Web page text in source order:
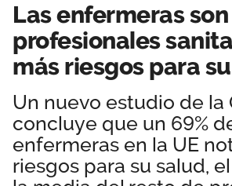
Estructura organizativa
Transparencia
Secciones sindicales
Servicios
Ventajas
Actualidad
Temas
Noticias
Sala de prensa
Contáctanos
Las enfermeras
profesionales
más riesgos para
Un nuevo estudio de la
concluye que un 69%
enfermeras en la UE
riesgos para su salud,